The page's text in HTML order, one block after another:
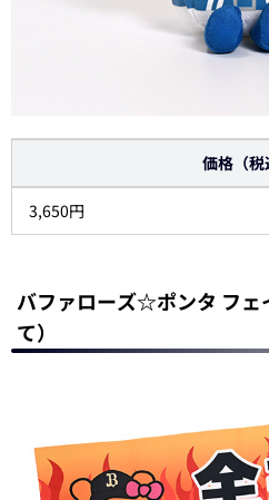
価格（税
3,650円
バファローズ☆ポンタ フェ
て）